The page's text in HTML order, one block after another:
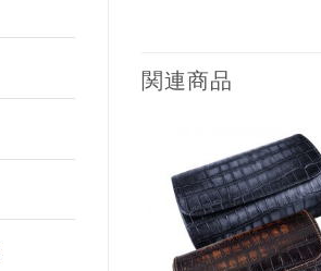
関連商品